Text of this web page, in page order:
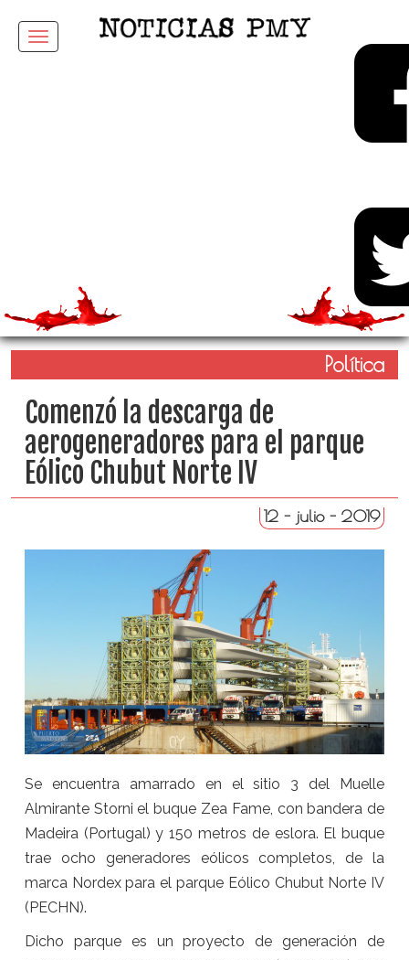
Menu
Política
Comenzó la descarga de
aerogeneradores para el parque
Eólico Chubut Norte IV
12 - julio - 2019
Se encuentra amarrado en el sitio 3 del Muelle
Almirante Storni el buque Zea Fame, con bandera de
Madeira (Portugal) y 150 metros de eslora. El buque
trae ocho generadores eólicos completos, de la
marca Nordex para el parque Eólico Chubut Norte IV
(PECHN).
Dicho parque es un proyecto de generación de